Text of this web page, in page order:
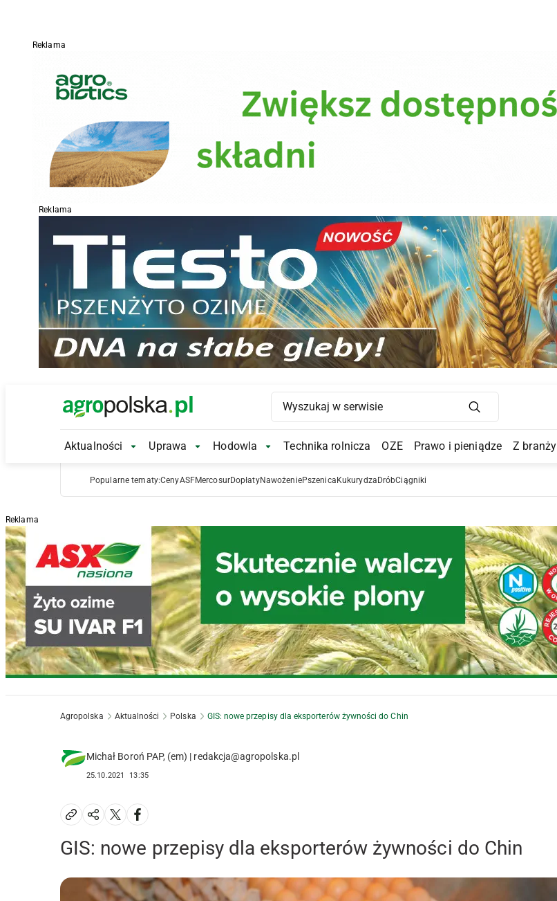
Reklama
Reklama
Main Logo
Main Navigation
Aktualności Aktualności Submenu
Uprawa Uprawa Submenu
Hodowla Hodowla Submenu
Technika rolnicza OZE Prawo i pieniądze Z branży
Popularne tematy:CenyASFMercosurDopłatyNawożeniePszenica Kukurydza DróbCiągniki
Reklama
Agropolska Aktualności Polska GIS: nowe przepisy dla eksporterów żywności do Chin
Michał Boroń PAP, (em) | redakcja@agropolska.pl
25.10.2021 13:35
GIS: nowe przepisy dla eksporterów żywności do Chin